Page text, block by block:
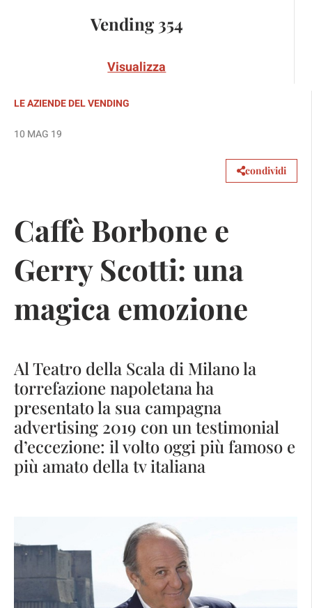
Vending 354
Visualizza
LE AZIENDE DEL VENDING
10 MAG 19
condividi
Caffè Borbone e
Gerry Scotti: una
magica emozione
Al Teatro della Scala di Milano la
torrefazione napoletana ha
presentato la sua campagna
advertising 2019 con un testimonial
d’eccezione: il volto oggi più famoso e
più amato della tv italiana